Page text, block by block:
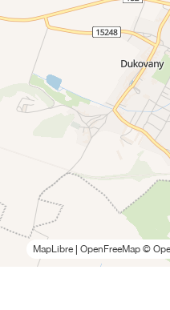
MapLibre OpenFreeMap ©